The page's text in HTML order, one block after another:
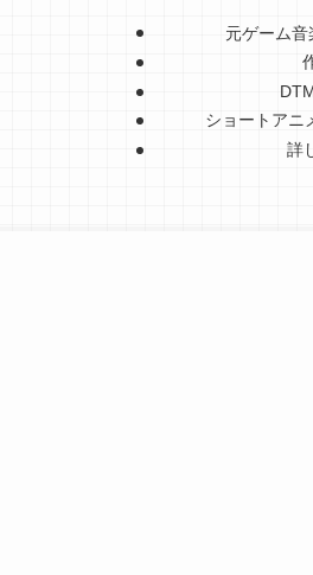
元ゲーム音
ショートアニ
詳